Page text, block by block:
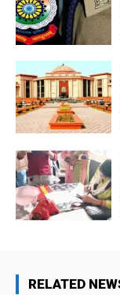
RELATED